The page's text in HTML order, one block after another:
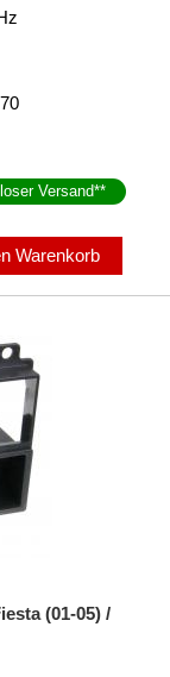
Versand**
Warenkorb
(01-05) /